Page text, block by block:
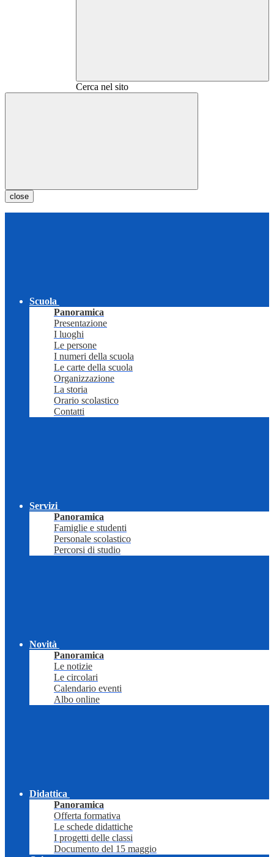
Cerca nel sito
close
Scuola
Panoramica
Presentazione
I luoghi
Le persone
I numeri della scuola
Le carte della scuola
Organizzazione
La storia
Orario scolastico
Contatti
Servizi
Panoramica
Famiglie e studenti
Personale scolastico
Percorsi di studio
Novità
Panoramica
Le notizie
Le circolari
Calendario eventi
Albo online
Didattica
Panoramica
Offerta formativa
Le schede didattiche
I progetti delle classi
Documento del 15 maggio